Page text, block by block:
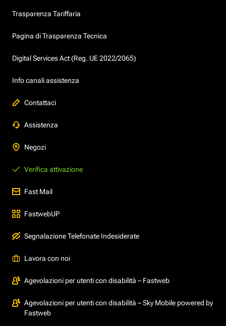
Trasparenza Tariffaria
Pagina di Trasparenza Tecnica
Digital Services Act (Reg. UE 2022/2065)
Info canali assistenza
Contattaci
Assistenza
Negozi
Verifica attivazione
Fast Mail
FastwebUP
Segnalazione Telefonate Indesiderate
Lavora con noi
Agevolazioni per utenti con disabilità – Fastweb
Agevolazioni per utenti con disabilità – Sky Mobile powered by
Fastweb